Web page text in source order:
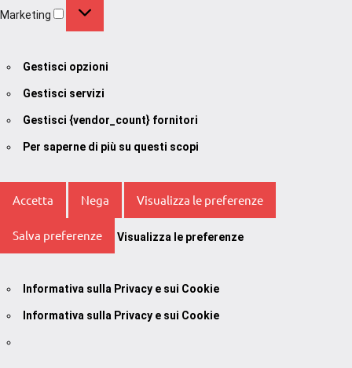
Marketing
Gestisci opzioni
Gestisci servizi
Gestisci {vendor_count} fornitori
Per saperne di più su questi scopi
Accetta Nega Visualizza le preferenze
Salva preferenze Visualizza le preferenze
Informativa sulla Privacy e sui Cookie
Informativa sulla Privacy e sui Cookie